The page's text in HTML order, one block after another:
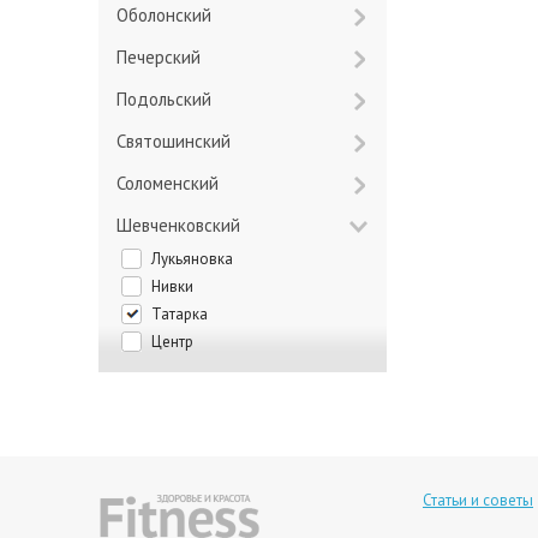
Оболонский
Печерский
Подольский
Святошинский
Соломенский
Шевченковский
Лукьяновка
Нивки
Татарка
Центр
Статьи и советы